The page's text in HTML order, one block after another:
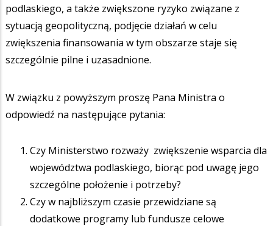
podlaskiego, a także zwiększone ryzyko związane z
sytuacją geopolityczną, podjęcie działań w celu
zwiększenia finansowania w tym obszarze staje się
szczególnie pilne i uzasadnione.
W związku z powyższym proszę Pana Ministra o
odpowiedź na następujące pytania:
Czy Ministerstwo rozważy zwiększenie wsparcia dla
województwa podlaskiego, biorąc pod uwagę jego
szczególne położenie i potrzeby?
Czy w najbliższym czasie przewidziane są
dodatkowe programy lub fundusze celowe